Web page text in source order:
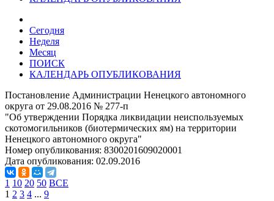
Сегодня
Неделя
Месяц
ПОИСК
КАЛЕНДАРЬ ОПУБЛИКОВАНИЯ
Постановление Администрации Ненецкого автономного
округа от 29.08.2016 № 277-п
"Об утверждении Порядка ликвидации неиспользуемых
скотомогильников (биотермических ям) на территории
Ненецкого автономного округа"
Номер опубликования: 8300201609020001
Дата опубликования: 02.09.2016
1 10 20 50 ВСЕ
1 2 3 4 ... 9